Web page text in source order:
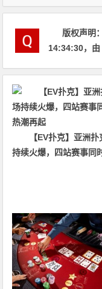
版权声明
14:34:30，
【EV扑克】亚洲
持续火爆，四站赛事同